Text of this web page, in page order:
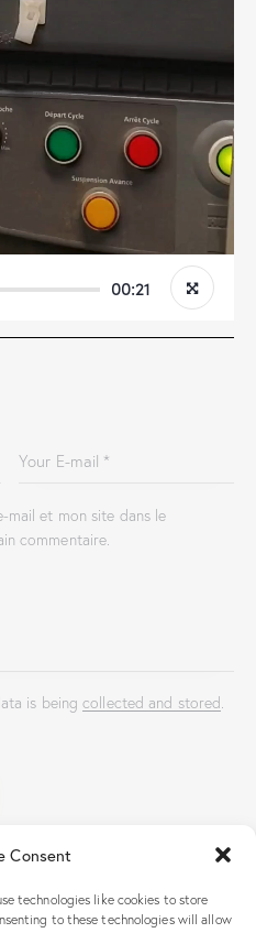
Consent
technologies like cookies to store
to these technologies will allow
00:21
mail et mon site dans le
commentaire.
is beingcollected and stored.